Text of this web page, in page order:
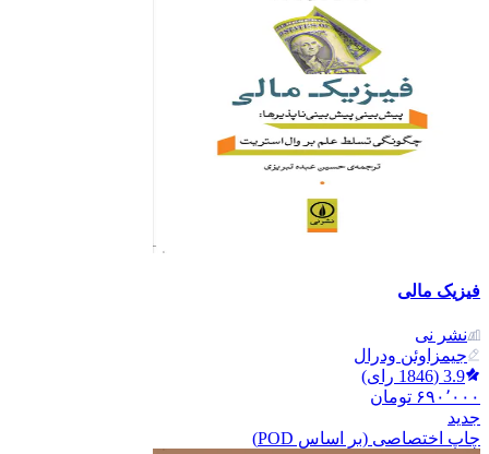
فیزیک مالی
نشر نی
جیمزاوئن ودرال
3.9
(
1846 رای)
۶۹۰٬۰۰۰ تومان
جدید
چاپ اختصاصی (بر اساس POD)